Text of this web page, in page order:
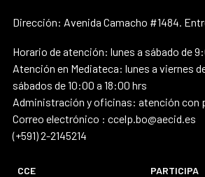
Dirección: Avenida Camacho #1484.
Horario de atención: lunes a sábado de
Atención en Mediateca: lunes a viernes
sábados de 10:00 a 18:00 hrs
Administración y oficinas: atención con
Correo electrónico : ccelp.bo@aecid.es
(+591) 2-2145214
CCE
PARTICIPA